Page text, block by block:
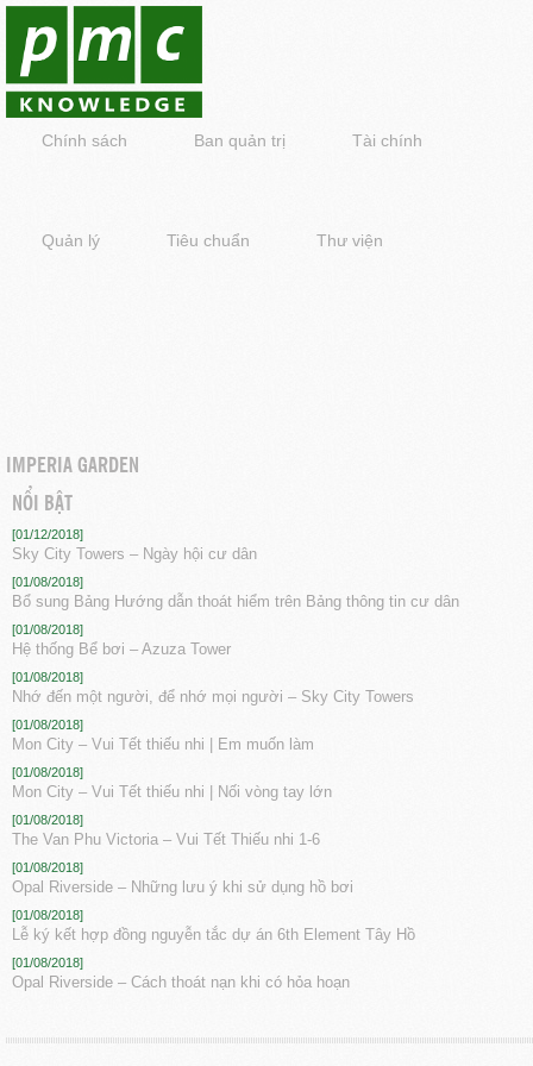
Chính sách Ban quản trị Tài chính
Quản lý Tiêu chuẩn Thư viện
IMPERIA GARDEN
NỔI BẬT
[01/12/2018]
Sky City Towers – Ngày hội cư dân
[01/08/2018]
Bổ sung Bảng Hướng dẫn thoát hiểm trên Bảng thông tin cư dân
[01/08/2018]
Hệ thống Bể bơi – Azuza Tower
[01/08/2018]
Nhớ đến một người, để nhớ mọi người – Sky City Towers
[01/08/2018]
Mon City – Vui Tết thiếu nhi | Em muốn làm
[01/08/2018]
Mon City – Vui Tết thiếu nhi | Nối vòng tay lớn
[01/08/2018]
The Van Phu Victoria – Vui Tết Thiếu nhi 1-6
[01/08/2018]
Opal Riverside – Những lưu ý khi sử dụng hồ bơi
[01/08/2018]
Lễ ký kết hợp đồng nguyễn tắc dự án 6th Element Tây Hồ
[01/08/2018]
Opal Riverside – Cách thoát nạn khi có hỏa hoạn